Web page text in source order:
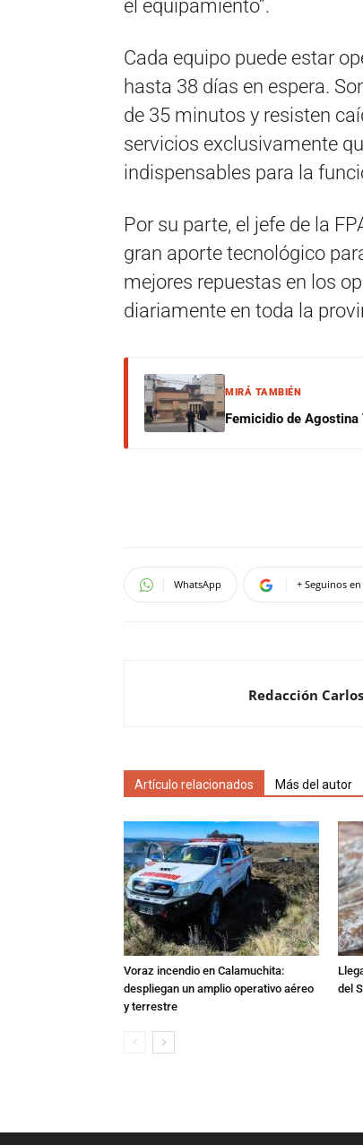
el equipamiento”.
Cada equipo puede estar
hasta 38 días en espera.
de 35 minutos y resisten
servicios exclusivamente
indispensables para la
Por su parte, el jefe de la
gran aporte tecnológico
mejores repuestas en los
diariamente en toda la
MIRÁ TAMBIÉN
Femicidio de
WhatsApp + Seguinos
Redacción
Artículo relacionados Más del autor
Voraz incendio en Calamuchita:
despliegan un amplio operativo aéreo
y terrestre
del